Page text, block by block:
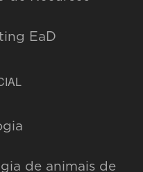
EaD
de animais de